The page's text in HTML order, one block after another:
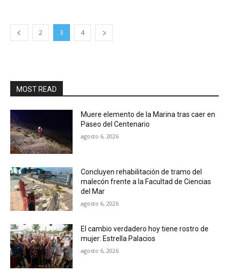
2 3 4
MOST READ
Muere elemento de la Marina tras caer en
Paseo del Centenario
agosto 6, 2026
Concluyen rehabilitación de tramo del
malecón frente a la Facultad de Ciencias
del Mar
agosto 6, 2026
El cambio verdadero hoy tiene rostro de
mujer: Estrella Palacios
agosto 6, 2026